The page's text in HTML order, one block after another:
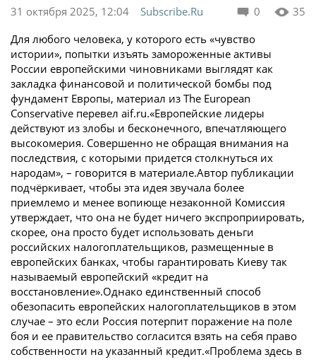
0 35
31 октября 2025, 12:04
Subscribe.Ru
Для любого человека, у которого есть «чувство
истории», попытки изъять замороженные активы
России европейскими чиновниками выглядят как
закладка финансовой и политической бомбы под
фундамент Европы, материал из The European
Conservative перевел aif.ru.«Европейские лидеры
действуют из злобы и бесконечного, впечатляющего
высокомерия. Совершенно не обращая внимания на
последствия, с которыми придется столкнуться их
народам», – говорится в материале.Автор публикации
подчёркивает, чтобы эта идея звучала более
приемлемо и менее вопиюще незаконной Комиссия
утверждает, что она не будет ничего экспроприировать,
скорее, она просто будет использовать деньги
российских налогоплательщиков, размещенные в
европейских банках, чтобы гарантировать Киеву так
называемый европейский «кредит на
восстановление».Однако единственный способ
обезопасить европейских налогоплательщиков в этом
случае – это если Россия потерпит поражение на поле
боя и ее правительство согласится взять на себя право
собственности на указанный кредит.«Проблема здесь в